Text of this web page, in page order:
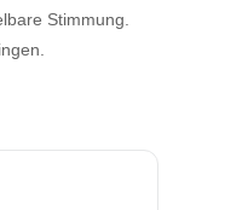
Stimmung.